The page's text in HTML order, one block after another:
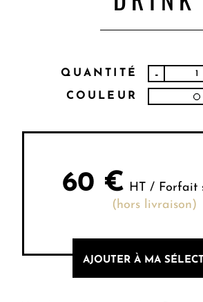
QUANTITÉ -
COULEUR
60 € HT / Forfait
(hors livraison)
AJOUTER À MA